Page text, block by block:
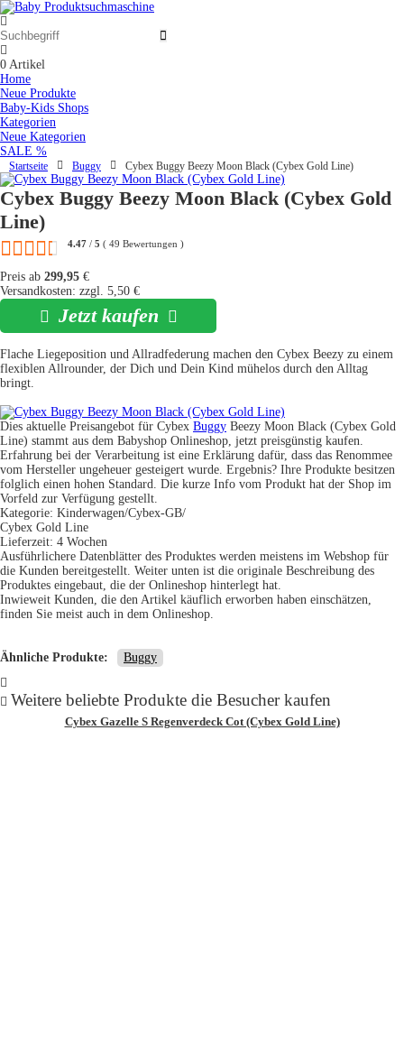
0 Artikel
Home
Neue Produkte
Baby-Kids Shops
Kategorien
Neue Kategorien
SALE %
Startseite Buggy Cybex Buggy Beezy Moon Black (Cybex Gold Line)
Cybex Buggy Beezy Moon Black (Cybex Gold
Line)
4.47 / 5 ( 49 Bewertungen )
Preis ab 299,95 €
Versandkosten: zzgl. 5,50 €
Jetzt kaufen
Flache Liegeposition und Allradfederung machen den Cybex Beezy zu einem
flexiblen Allrounder, der Dich und Dein Kind mühelos durch den Alltag
bringt.
Dies aktuelle Preisangebot für Cybex Buggy Beezy Moon Black (Cybex Gold
Line) stammt aus dem Babyshop Onlineshop, jetzt preisgünstig kaufen.
Erfahrung bei der Verarbeitung ist eine Erklärung dafür, dass das Renommee
vom Hersteller ungeheuer gesteigert wurde. Ergebnis? Ihre Produkte besitzen
folglich einen hohen Standard. Die kurze Info vom Produkt hat der Shop im
Vorfeld zur Verfügung gestellt.
Kategorie: Kinderwagen/Cybex-GB/
Cybex Gold Line
Lieferzeit: 4 Wochen
Ausführlichere Datenblätter des Produktes werden meistens im Webshop für
die Kunden bereitgestellt. Weiter unten ist die originale Beschreibung des
Produktes eingebaut, die der Onlineshop hinterlegt hat.
Inwieweit Kunden, die den Artikel käuflich erworben haben einschätzen,
finden Sie meist auch in dem Onlineshop.
Ähnliche Produkte: Buggy
Weitere beliebte Produkte die Besucher kaufen
Cybex Gazelle S Regenverdeck Cot (Cybex Gold Line)